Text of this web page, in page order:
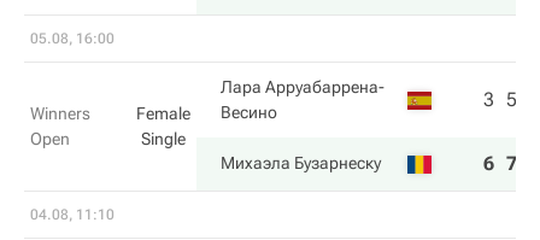
05.08, 16:00
Winners
Open
Female
Single
Лара Арруабаррена-
Весино
3 5
Михаэла Бузарнеску 6 7
04.08, 11:10